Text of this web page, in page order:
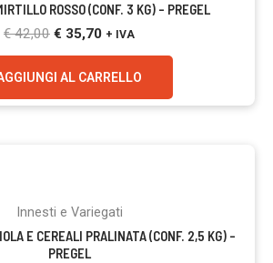
ROSSO (CONF. 3 KG) – PREGEL
€42,00
€ 42,00.
€ 35,70
€ 35,70.
+ IVA
AL CARRELLO
Innesti e Variegati
E CEREALI PRALINATA (CONF. 2,5 KG) –
PREGEL